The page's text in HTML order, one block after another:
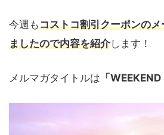
今週もコストコ割引クーポンの
ましたので内容を紹介します！
メルマガタイトルは 「